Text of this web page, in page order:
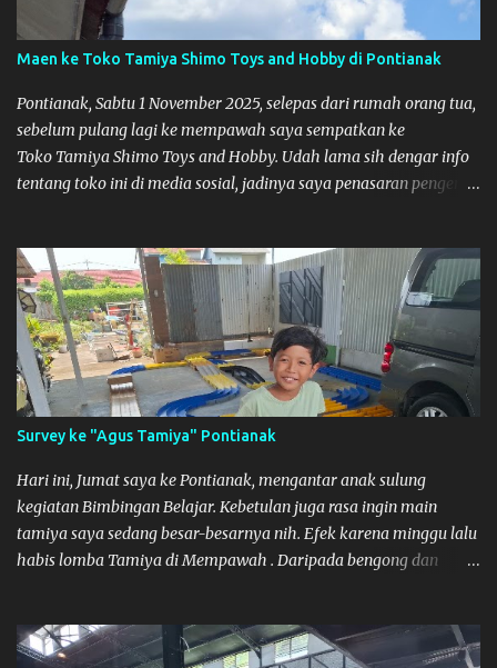
Maen ke Toko Tamiya Shimo Toys and Hobby di Pontianak
Pontianak, Sabtu 1 November 2025, selepas dari rumah orang tua,
sebelum pulang lagi ke mempawah saya sempatkan ke
Toko Tamiya Shimo Toys and Hobby. Udah lama sih dengar info
tentang toko ini di media sosial, jadinya saya penasaran pengen
bukanya di jam 1. Saya pulang dulu ke rumah ortu di Sepakat,
untuk istirahat. So malamnya sebelum pulang ke Mempawah
saya sempatkan lagi kesini. Saya belanja beberapa part disini.
Untuk Lokasi Tempat:
Survey ke "Agus Tamiya" Pontianak
Hari ini, Jumat saya ke Pontianak, mengantar anak sulung
kegiatan Bimbingan Belajar. Kebetulan juga rasa ingin main
tamiya saya sedang besar-besarnya nih. Efek karena minggu lalu
habis lomba Tamiya di Mempawah . Daripada bengong dan